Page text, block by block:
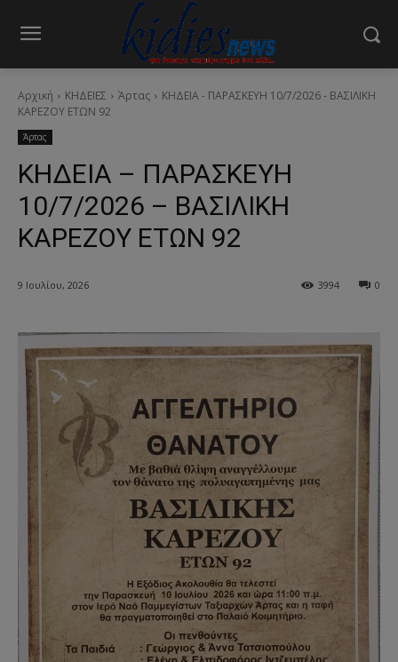
Αρχική ΚΗΔΕΙΕΣ Άρτας
ΚΗΔΕΙΑ - ΠΑΡΑΣΚΕΥΗ 10/7/2026 - ΒΑΣΙΛΙΚΗ
ΚΑΡΕΖΟΥ ΕΤΩΝ 92
Άρτας
ΚΗΔΕΙΑ – ΠΑΡΑΣΚΕΥΗ
10/7/2026 – ΒΑΣΙΛΙΚΗ
ΚΑΡΕΖΟΥ ΕΤΩΝ 92
9 Ιουλίου, 2026 0
3994